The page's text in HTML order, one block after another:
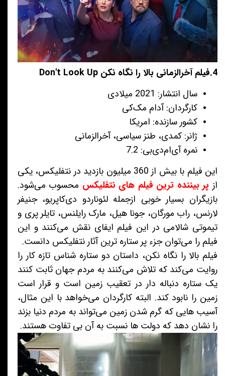
4.فیلم آخرالزمانی بالا را نگاه نکن Don't Look Up
سال انتشار: 2021 میلادی
کارگردان: آدام مک‌کی
کشور سازنده: امریکا
ژانر: کمدی، طنز سیاسی، آخرالزمانی
نمره آی‌ام‌دی‌بی: 7.2
این فیلم با بیش از 360 میلیون بازدید در نتفلیکس، یکی
از پر بیننده ترین فیلم های نتفلیکس محسوب می‌شود.
بازیگران بسیار خوبی ازجمله لئوناردو دی‌کاپریو، جنیفر
لارنس، راب مورگان، جونا هیل، مارک رایلنس، تایلر پری و
تیموتی شالامی در این فیلم ایفای نقش می‌کنند و این
فیلم را می‌توان جزء پر ستاره ترین آثار نتفلیکس دانست.
فیلم بالا را نگاه نکن، داستان دو ستاره شناس تازه کار را
روایت می‌کند که تلاش می‌کنند به مردم جهان ثابت کنند
یک ستاره دنباله دار در تعقیب زمین است و قرار است
زمین را نابود کند. البته کارگردان می‌خواهد با این مثال،
آسیب هایی که گرم شدن زمین می‌تواند به مردم دنیا بزند
را نشان دهد که دولت ها نسبت به آن بی تفاوت هستند.